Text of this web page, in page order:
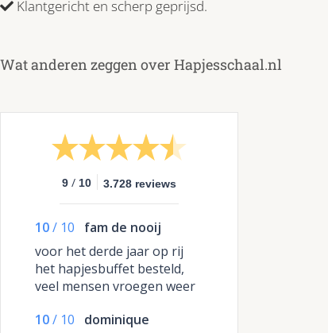
Klantgericht en scherp geprijsd.
Wat anderen zeggen over Hapjesschaal.nl
9 / 10 3.728 reviews
10/ 10
fam de nooij
voor het derde jaar op rij
het hapjesbuffet besteld,
veel mensen vroegen weer
10/ 10
dominique